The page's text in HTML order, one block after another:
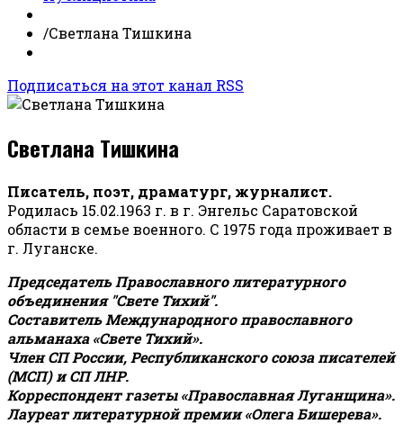
/Светлана Тишкина
Подписаться на этот канал RSS
Светлана Тишкина
Писатель, поэт, драматург, журналист.
Родилась 15.02.1963 г. в г. Энгельс Саратовской
области в семье военного. С 1975 года проживает в
г. Луганске.
Председатель Православного литературного
объединения "Свете Тихий".
Составитель Международного православного
альманаха «Свете Тихий».
Член СП России, Республиканского союза писателей
(МСП) и СП ЛНР.
Корреспондент газеты «Православная Луганщина».
Лауреат литературной премии «Олега Бишерева».